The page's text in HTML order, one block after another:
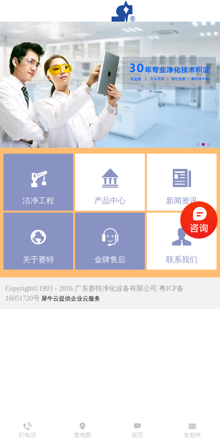
洁净工程 产品中心 新闻资讯
关于赛特 金牌售后 联系我们
Copyright©1993 - 2016 广东赛特净化设备有限公司 粤ICP备
16051720号 犀牛云提供企业云服务
打电话 查地图 发邮件
留言